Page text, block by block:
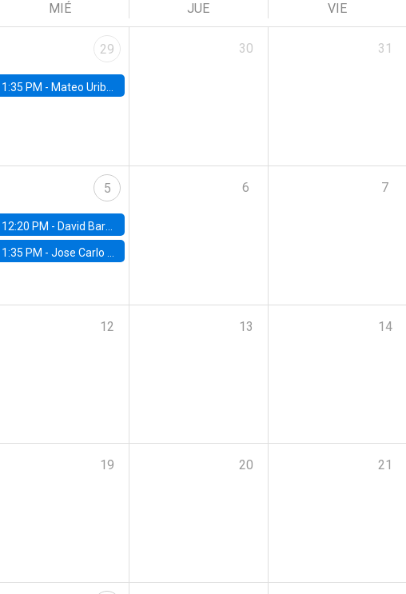
MIÉ JUE VIE
29
1:35 PM - Mateo Uribe-Castro, Universidad de los Andes (Colombia)
30 31
5
12:20 PM - David Bardey, Universidad de los Andes - CEDE
1:35 PM -Jose Carlo Bermudez, UC (ME) & World Bank
6 7
12 13 14
19 20 21